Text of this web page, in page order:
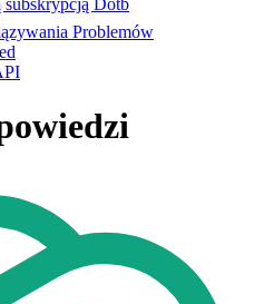
subskrypcją Dotb
Problemów